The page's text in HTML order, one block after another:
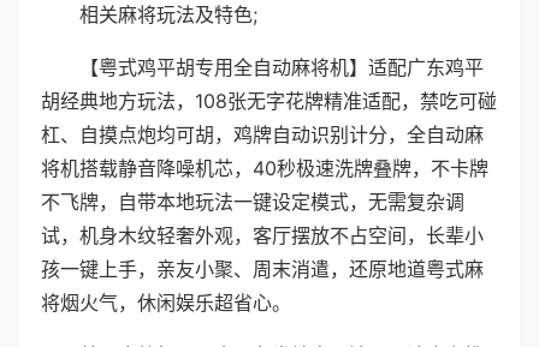
相关麻将玩法及特色;
【粤式鸡平胡专用全自动麻将机】适配广东鸡平
胡经典地方玩法，108张无字花牌精准适配，禁吃可碰
杠、自摸点炮均可胡，鸡牌自动识别计分，全自动麻
将机搭载静音降噪机芯，40秒极速洗牌叠牌，不卡牌
不飞牌，自带本地玩法一键设定模式，无需复杂调
试，机身木纹轻奢外观，客厅摆放不占空间，长辈小
孩一键上手，亲友小聚、周末消遣，还原地道粤式麻
将烟火气，休闲娱乐超省心。